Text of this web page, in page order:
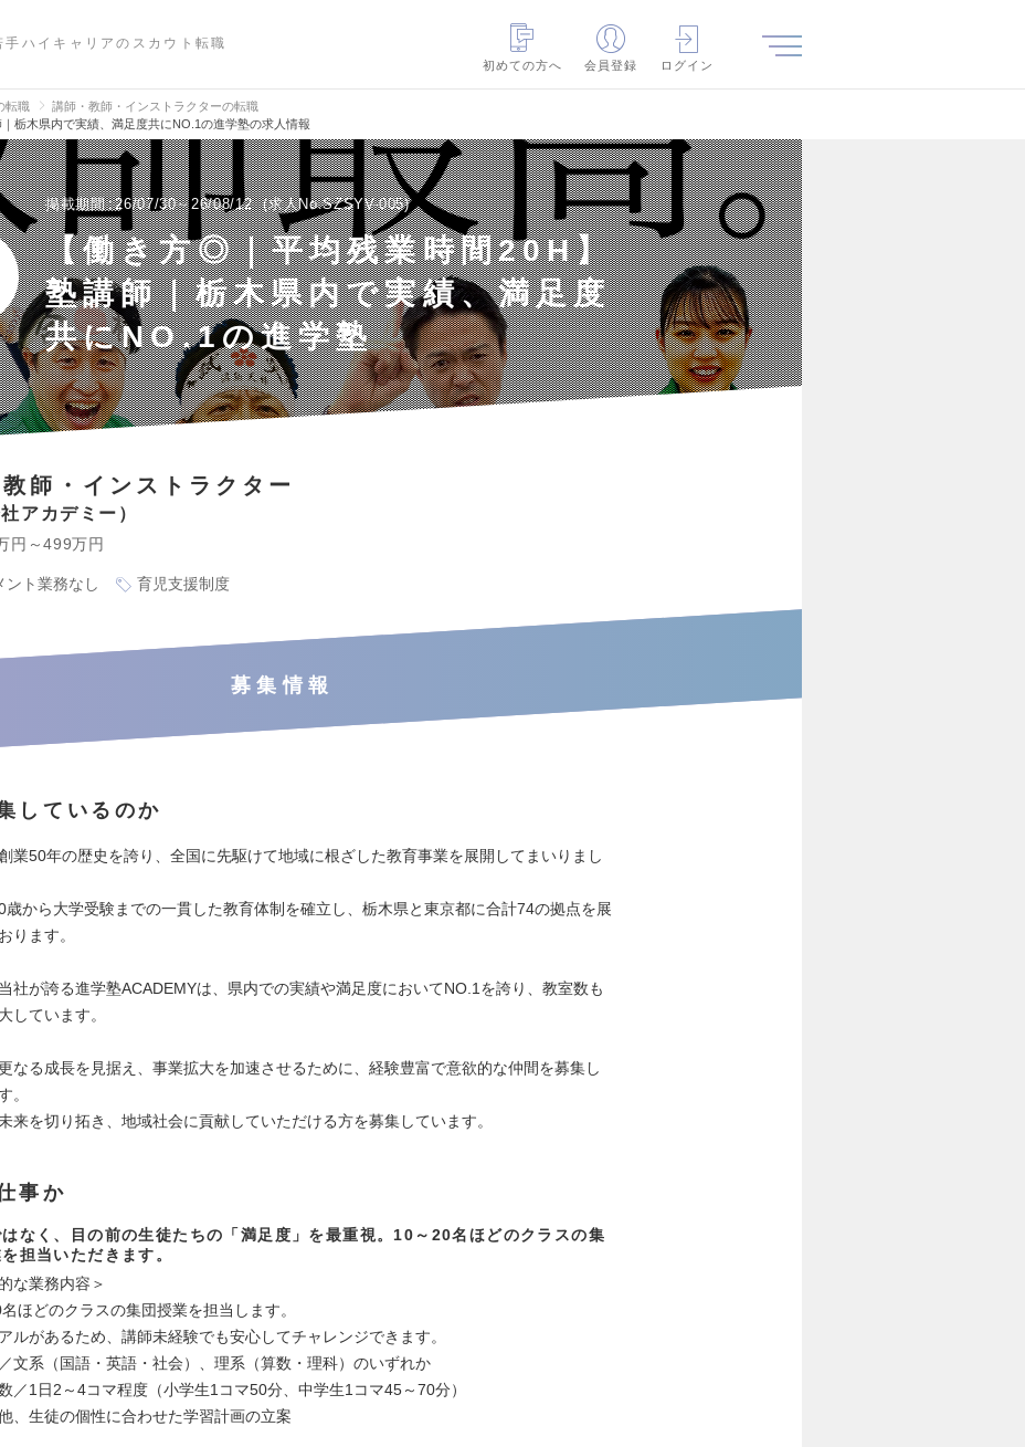
手ハイキャリアのスカウト転職
初めての方へ
会員登録 ログイン
転職
講師・教師・インストラクターの転職
栃木県内で実績、満足度共にNO.1の進学塾の求人情報
掲載期間 26/07/30～26/08/12 求人No.SZSYV-005
【働き方◎｜平均残業時間20H】
塾講師｜栃木県内で実績、満足度
共にNO.1の進学塾
師・インストラクター
アカデミー
円～499万円
ント業務なし 育児支援制度
募集情報
しているのか
業50年の歴史を誇り、全国に先駆けて地域に根ざした教育事業を展開してまいりまし
歳から大学受験までの一貫した教育体制を確立し、栃木県と東京都に合計74の拠点を展
ります。
社が誇る進学塾ACADEMYは、県内での実績や満足度においてNO.1を誇り、教室数も
しています。
なる成長を見据え、事業拡大を加速させるために、経験豊富で意欲的な仲間を募集し
。
来を切り拓き、地域社会に貢献していただける方を募集しています。
事か
なく、目の前の生徒たちの「満足度」を最重視。10～20名ほどのクラスの集
担当いただきます。
な業務内容＞
ほどのクラスの集団授業を担当します。
ルがあるため、講師未経験でも安心してチャレンジできます。
／文系（国語・英語・社会）、理系（算数・理科）のいずれか
／1日2～4コマ程度（小学生1コマ50分、中学生1コマ45～70分）
、生徒の個性に合わせた学習計画の立案